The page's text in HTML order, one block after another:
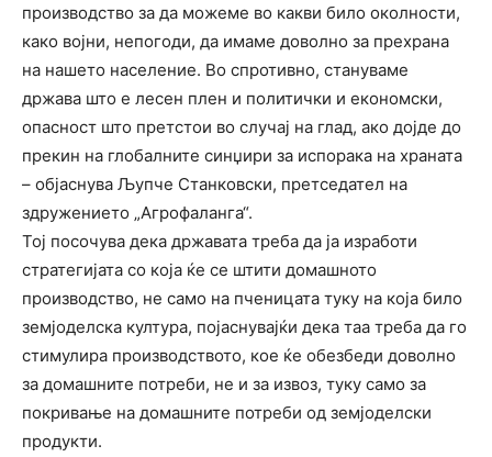
производство за да можеме во какви било околности,
како војни, непогоди, да имаме доволно за прехрана
на нашето население. Во спротивно, стануваме
држава што е лесен плен и политички и економски,
опасност што претстои во случај на глад, ако дојде до
прекин на глобалните синџири за испорака на храната
– објаснува Љупче Станковски, претседател на
здружението „Агрофаланга“.
Тој посочува дека државата треба да ја изработи
стратегијата со која ќе се штити домашното
производство, не само на пченицата туку на која било
земјоделска култура, појаснувајќи дека таа треба да го
стимулира производството, кое ќе обезбеди доволно
за домашните потреби, не и за извоз, туку само за
покривање на домашните потреби од земјоделски
продукти.